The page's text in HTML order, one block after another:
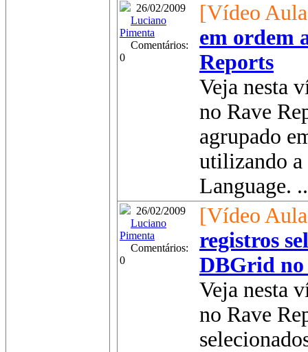
26/02/2009
Luciano
Pimenta
Comentários:
0
[Vídeo
em ordem
Reports
Veja nesta
no Rave
agrupado
utilizando a
Language.
26/02/2009
Luciano
Pimenta
Comentários:
0
[Vídeo
registros
DBGrid no
Veja nesta
no Rave